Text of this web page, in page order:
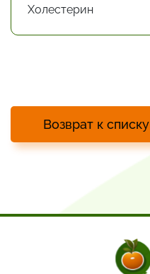
Холестерин
Возврат к списку